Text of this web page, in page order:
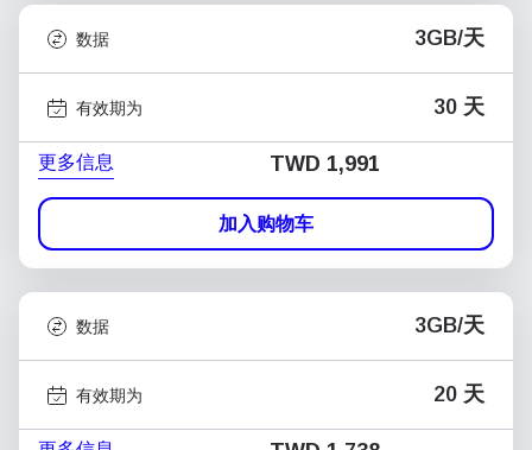
数据 3GB/天
有效期为 30 天
更多信息 TWD 1,991
加入购物车
数据 3GB/天
有效期为 20 天